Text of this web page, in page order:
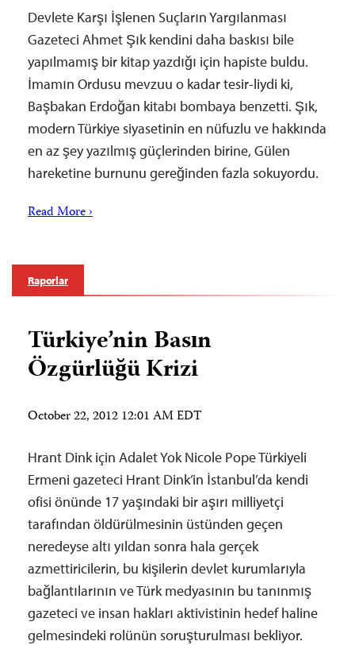
Devlete Karşı İşlenen Suçların Yargılanması
Gazeteci Ahmet Şık kendini daha baskısı bile
yapılmamış bir kitap yazdığı için hapiste buldu.
İmamın Ordusu mevzuu o kadar tesir-liydi ki,
Başbakan Erdoğan kitabı bombaya benzetti. Şık,
modern Türkiye siyasetinin en nüfuzlu ve hakkında
en az şey yazılmış güçlerinden birine, Gülen
hareketine burnunu gereğinden fazla sokuyordu.
Read More ›
Raporlar
Türkiye’nin Basın
Özgürlüğü Krizi
October 22, 2012 12:01 AM EDT
Hrant Dink için Adalet Yok Nicole Pope Türkiyeli
Ermeni gazeteci Hrant Dink’in İstanbul’da kendi
ofisi önünde 17 yaşındaki bir aşırı milliyetçi
tarafından öldürülmesinin üstünden geçen
neredeyse altı yıldan sonra hala gerçek
azmettiricilerin, bu kişilerin devlet kurumlarıyla
bağlantılarının ve Türk medyasının bu tanınmış
gazeteci ve insan hakları aktivistinin hedef haline
gelmesindeki rolünün soruşturulması bekliyor.